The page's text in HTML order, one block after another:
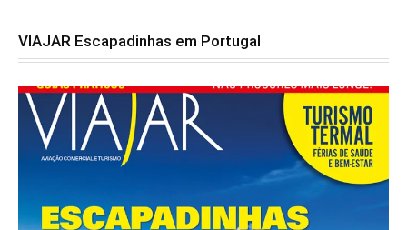
VIAJAR Escapadinhas em Portugal